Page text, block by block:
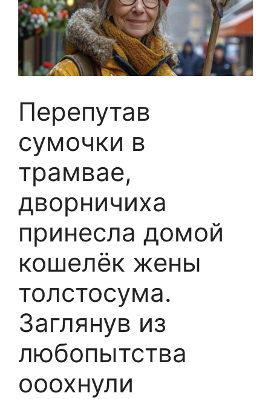
Перепутав
сумочки в
трамвае,
дворничиха
принесла домой
кошелёк жены
толстосума.
Заглянув из
любопытства
ооохнули